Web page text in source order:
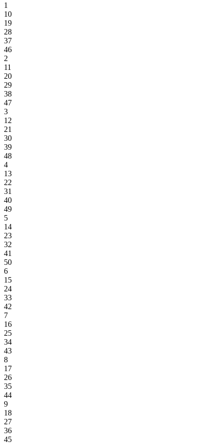
1
10
19
28
37
46
2
11
20
29
38
47
3
12
21
30
39
48
4
13
22
31
40
49
5
14
23
32
41
50
6
15
24
33
42
7
16
25
34
43
8
17
26
35
44
9
18
27
36
45